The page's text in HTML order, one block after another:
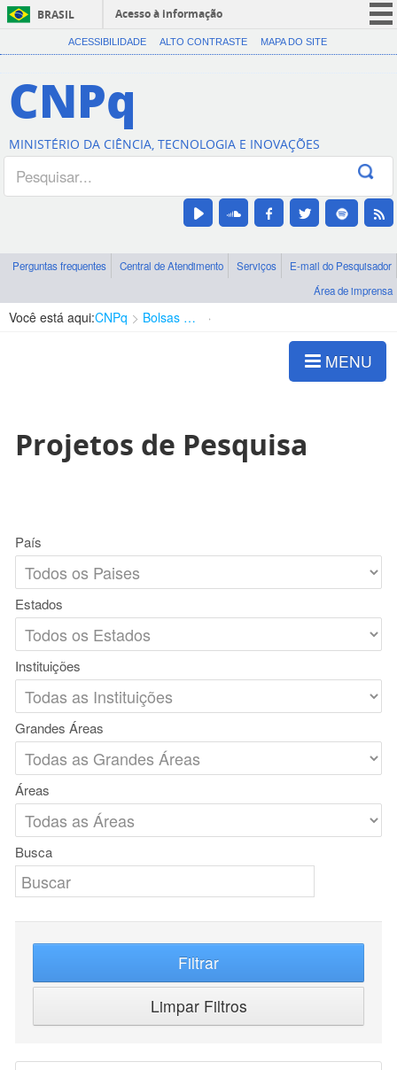
BRASIL
Acesso à informação
CORONAVÍRUS (COVID-19)
Canais
ACESSIBILIDADE ALTO CONTRASTE MAPA DO SITE
CNPq
MINISTÉRIO DA CIÊNCIA, TECNOLOGIA E INOVAÇÕES
Perguntas frequentes Central de Atendimento Serviços
E-mail do Pesquisador
Área de imprensa
Você está aqui:CNPq Bolsas e Auxílios Vigentes
MENU
Projetos de Pesquisa
País
Estados
Instituições
Grandes Áreas
Áreas
Busca
Filtrar
Limpar Filtros